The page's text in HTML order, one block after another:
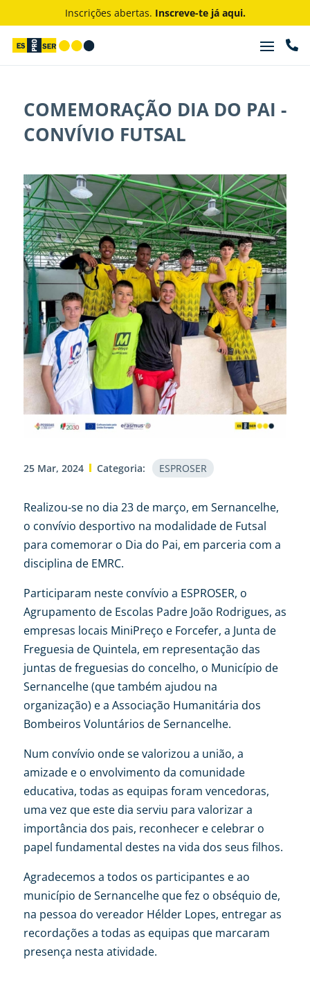
Inscrições abertas. Inscreve-te já aqui.

COMEMORAÇÃO DIA DO PAI -
CONVÍVIO FUTSAL
25 Mar, 2024 Categoria: ESPROSER
Realizou-se no dia 23 de março, em Sernancelhe,
o convívio desportivo na modalidade de Futsal
para comemorar o Dia do Pai, em parceria com a
disciplina de EMRC.
Participaram neste convívio a ESPROSER, o
Agrupamento de Escolas Padre João Rodrigues, as
empresas locais MiniPreço e Forcefer, a Junta de
Freguesia de Quintela, em representação das
juntas de freguesias do concelho, o Município de
Sernancelhe (que também ajudou na
organização) e a Associação Humanitária dos
Bombeiros Voluntários de Sernancelhe.
Num convívio onde se valorizou a união, a
amizade e o envolvimento da comunidade
educativa, todas as equipas foram vencedoras,
uma vez que este dia serviu para valorizar a
importância dos pais, reconhecer e celebrar o
papel fundamental destes na vida dos seus filhos.
Agradecemos a todos os participantes e ao
município de Sernancelhe que fez o obséquio de,
na pessoa do vereador Hélder Lopes, entregar as
recordações a todas as equipas que marcaram
presença nesta atividade.